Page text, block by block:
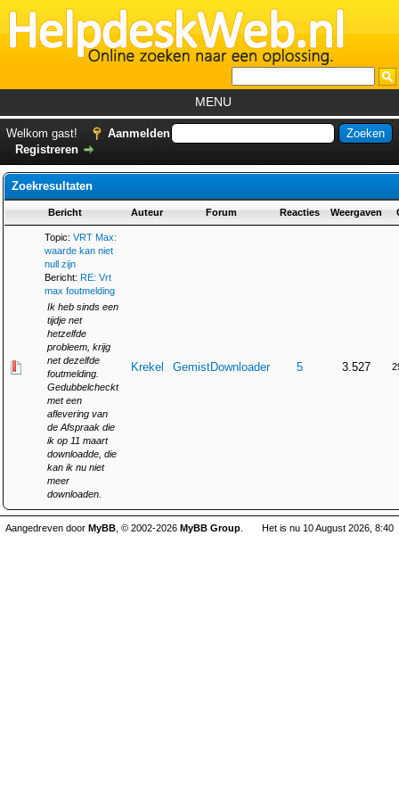
MENU
Helpdesks
Welkom gast!
Aanmelden
Registreren
Zoekresultaten
Bericht Auteur Forum Reacties Weergaven
Topic: VRT Max:
waarde kan niet
null zijn
Bericht: RE: Vrt
max foutmelding
Ik heb sinds een
tijdje net
hetzelfde
probleem, krijg
net dezelfde
foutmelding.
Gedubbelcheckt
met een
aflevering van
de Afspraak die
ik op 11 maart
downloadde, die
kan ik nu niet
meer
downloaden.
Krekel GemistDownloader 5 3.527
Het is nu 10 August 2026, 8:40
Aangedreven door MyBB , © 2002-2026 MyBB Group